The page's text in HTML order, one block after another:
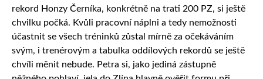
rekord Honzy Černíka, konkrétně na trati 200 PZ, si ještě
chvilku počká. Kvůli pracovní náplni a tedy nemožnosti
účastnit se všech tréninků zůstal mírně za očekáváním
svým, i trenérovým a tabulka oddílových rekordů se ještě
chvíli měnit nebude. Petra si, jako jediná zástupně